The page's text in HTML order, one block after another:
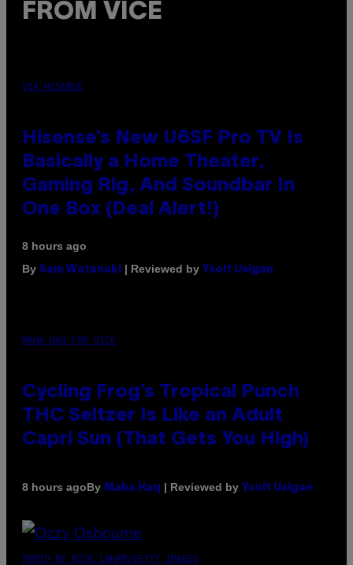
FROM VICE
VIA HISENSE
Hisense’s New U6SF Pro TV Is
Basically a Home Theater,
Gaming Rig, And Soundbar In
One Box (Deal Alert!)
8 hours ago
By Sam Watanuki | Reviewed by Ysolt Usigan
MAHA HAQ FOR VICE
Cycling Frog’s Tropical Punch
THC Seltzer Is Like an Adult
Capri Sun (That Gets You High)
8 hours agoBy Maha Haq | Reviewed by Ysolt Usigan
PHOTO BY NICK LAHAM/GETTY IMAGES